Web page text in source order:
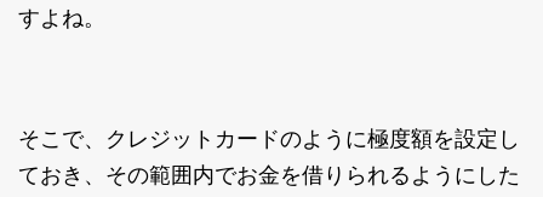
すよね。
そこで、クレジットカードのように極度額を設定し
ておき、その範囲内でお金を借りられるようにした